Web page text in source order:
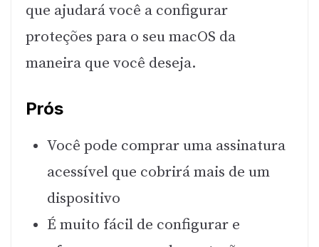
que ajudará você a configurar
proteções para o seu macOS da
maneira que você deseja.
Prós
Você pode comprar uma assinatura
acessível que cobrirá mais de um
dispositivo
É muito fácil de configurar e